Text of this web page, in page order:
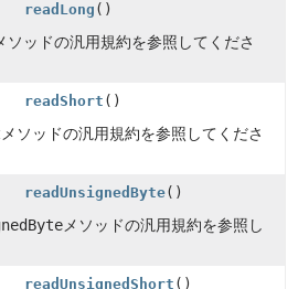
readLong ()
ソッドの汎用規約を参照してくださ
readShort ()
メソッドの汎用規約を参照してくださ
readUnsignedByte()
メソッドの汎用規約を参照し
readUnsignedShort ()